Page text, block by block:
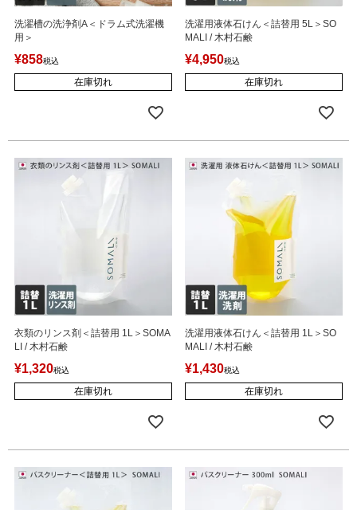
洗濯槽の洗浄剤A＜ドラム式洗濯機
用＞
¥858税込
在庫切れ
洗濯用液体石けん＜詰替用 5L＞SO
MALI / 木村石鹸
¥4,950税込
在庫切れ
衣類のリンス剤＜詰替用 1L＞SOMA
LI / 木村石鹸
¥1,320税込
在庫切れ
洗濯用液体石けん＜詰替用 1L＞SO
MALI / 木村石鹸
¥1,430税込
在庫切れ